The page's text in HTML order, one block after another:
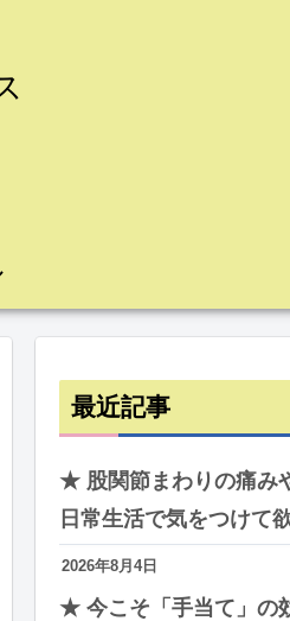
最近記事
★ 股関節まわりの痛み
日常生活で気をつけて
2026年8月4日
★ 今こそ「手当て」の